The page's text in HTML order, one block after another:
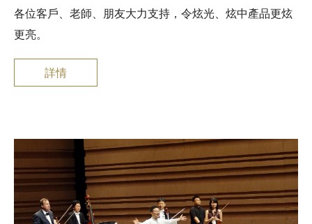
各位客戶、老師、朋友大力支持，令炫光、炫中產品更炫
更亮。
詳情